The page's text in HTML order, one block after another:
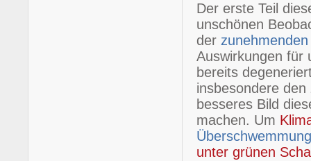
Der erste Teil
unschönen
der
Auswirkungen für
bereits
insbesondere
besseres Bild
machen. Um
unter grünen